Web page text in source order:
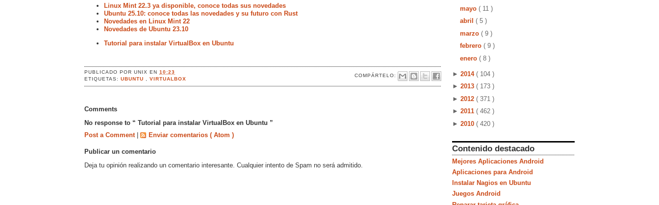
Linux Mint 22.3 ya disponible, conoce todas sus novedades
Ubuntu 25.10: conoce todas las novedades y su futuro con Rust
Novedades en Linux Mint 22
Novedades de Ubuntu 23.10
Tutorial para instalar VirtualBox en Ubuntu
PUBLICADO PORUNIXEN10:23
COMPÁRTELO:
ETIQUETAS:UBUNTU ,VIRTUALBOX
Comments
No response to “ Tutorial para instalar VirtualBox en Ubuntu ”
Post a Comment
Enviar comentarios ( Atom )
Publicar un comentario
Deja tu opinión realizando un comentario interesante. Cualquier intento de Spam no será admitido.
mayo ( 11 )
abril ( 5 )
marzo ( 9 )
febrero ( 9 )
enero ( 8 )
► 2014 ( 104 )
► 2013 ( 173 )
► 2012 ( 371 )
► 2011 ( 462 )
► 2010 ( 420 )
Contenido destacado
Mejores Aplicaciones Android
Aplicaciones para Android
Instalar Nagios en Ubuntu
Juegos Android